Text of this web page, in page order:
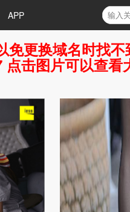
APP
免更换域名时找
击图片可以查看